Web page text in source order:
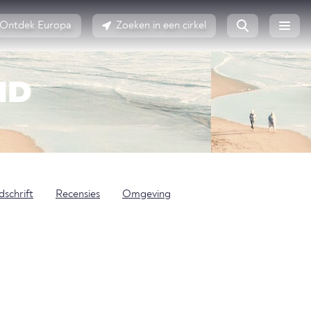
Ontdek Europa Zoeken in een cirkel
Recensies Omgeving